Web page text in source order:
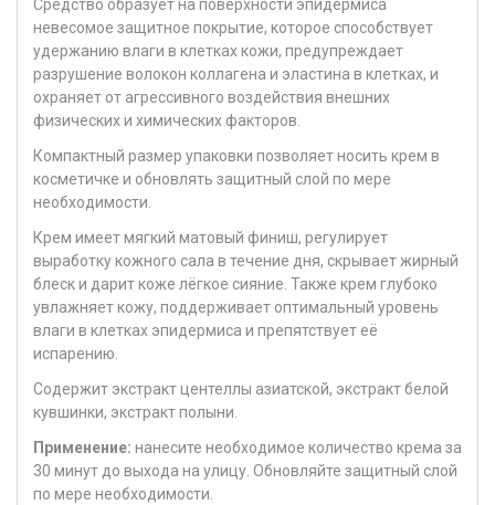
Средство образует на поверхности эпидермиса
невесомое защитное покрытие, которое способствует
удержанию влаги в клетках кожи, предупреждает
разрушение волокон коллагена и эластина в клетках, и
охраняет от агрессивного воздействия внешних
физических и химических факторов.
Компактный размер упаковки позволяет носить крем в
косметичке и обновлять защитный слой по мере
необходимости.
Крем имеет мягкий матовый финиш, регулирует
выработку кожного сала в течение дня, скрывает жирный
блеск и дарит коже лёгкое сияние. Также крем глубоко
увлажняет кожу, поддерживает оптимальный уровень
влаги в клетках эпидермиса и препятствует её
испарению.
Содержит экстракт центеллы азиатской, экстракт белой
кувшинки, экстракт полыни.
Применение: нанесите необходимое количество крема за
30 минут до выхода на улицу. Обновляйте защитный слой
по мере необходимости.